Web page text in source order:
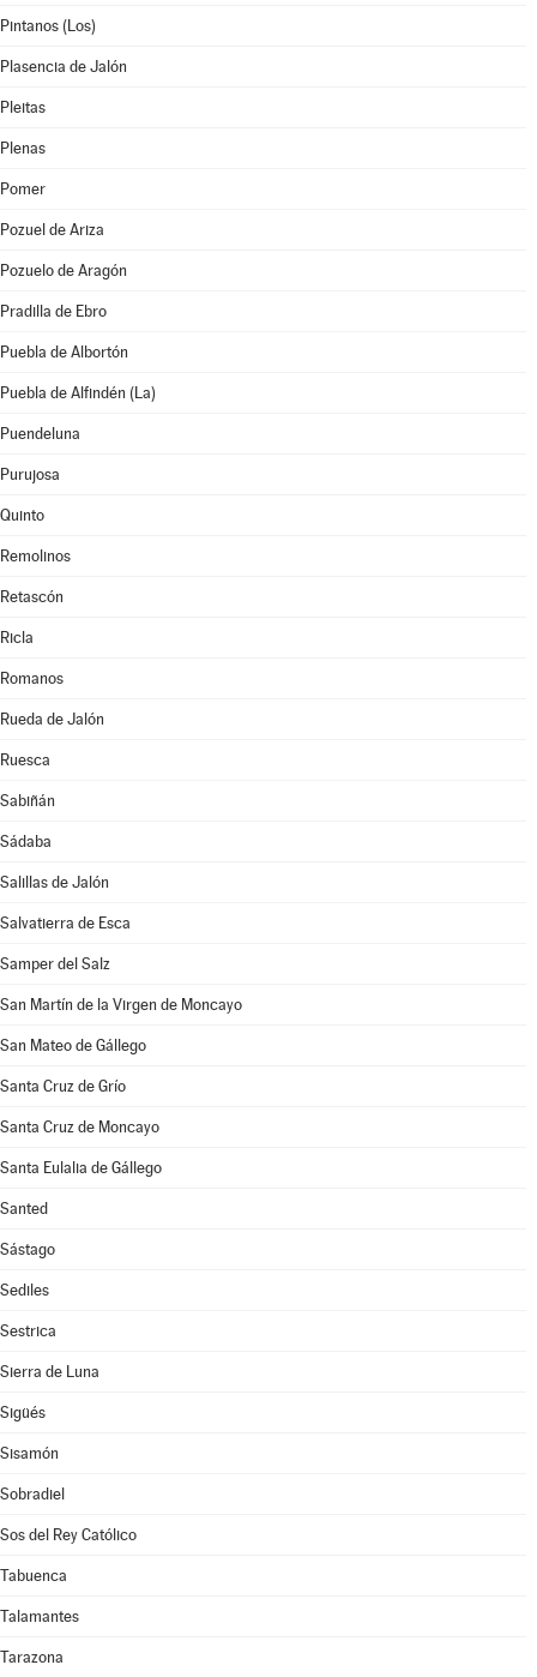
Pintanos (Los)
Plasencia de Jalón
Pleitas
Plenas
Pomer
Pozuel de Ariza
Pozuelo de Aragón
Pradilla de Ebro
Puebla de Albortón
Puebla de Alfindén (La)
Puendeluna
Purujosa
Quinto
Remolinos
Retascón
Ricla
Romanos
Rueda de Jalón
Ruesca
Sabiñán
Sádaba
Salillas de Jalón
Salvatierra de Esca
Samper del Salz
San Martín de la Virgen de Moncayo
San Mateo de Gállego
Santa Cruz de Grío
Santa Cruz de Moncayo
Santa Eulalia de Gállego
Santed
Sástago
Sediles
Sestrica
Sierra de Luna
Sigüés
Sisamón
Sobradiel
Sos del Rey Católico
Tabuenca
Talamantes
Tarazona